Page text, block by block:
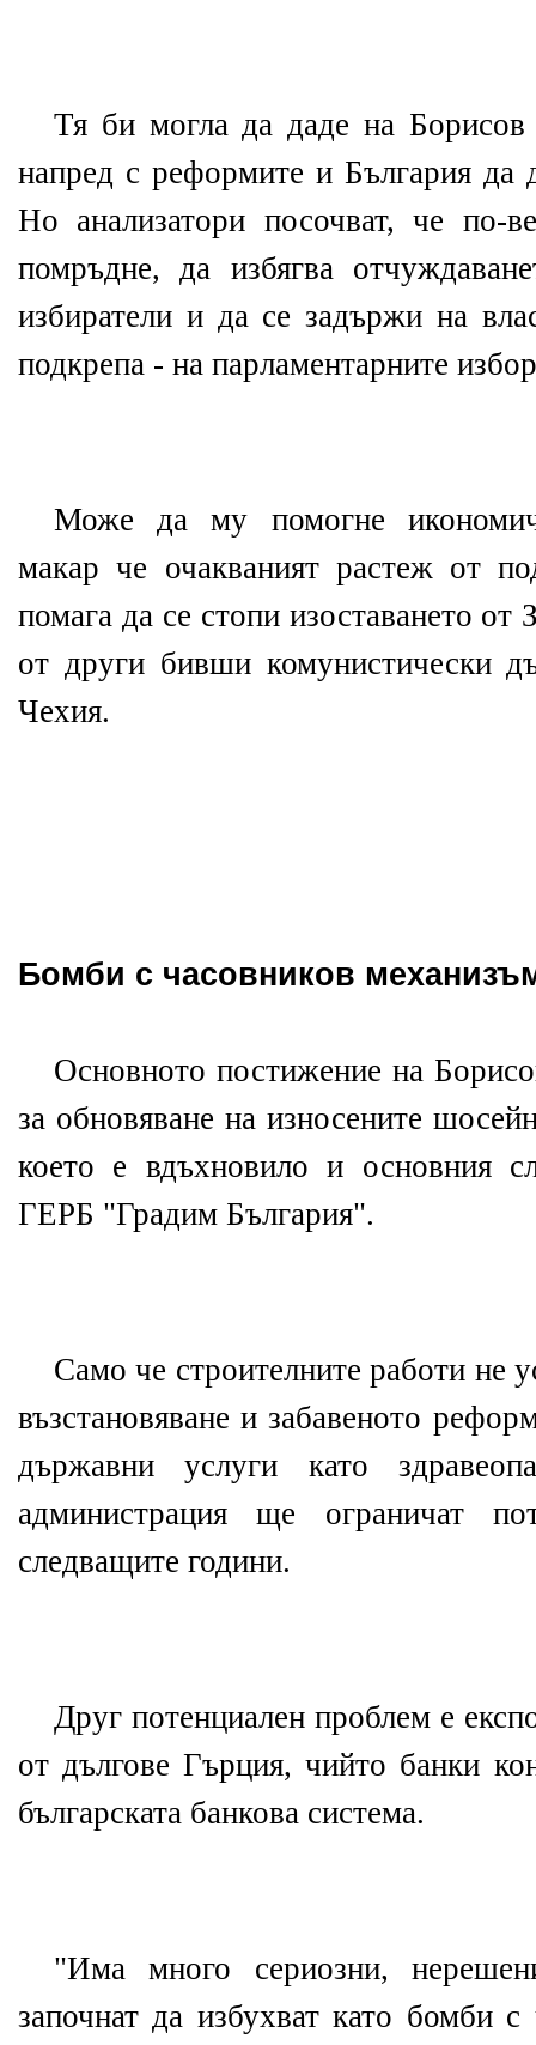
Тя би могла да даде на
напред с реформите и България да
Но анализатори посочват, че по-
помръдне, да избягва
избиратели и да се задържи на
подкрепа - на парламентарните
Може да му помогне
макар че очакваният растеж от
помага да се стопи изоставането
от други бивши комунистически
Чехия.
Бомби с часовников
Основното постижение на
за обновяване на износените
което е вдъхновило и основния
ГЕРБ "Градим България".
Само че строителните работи не
възстановяване и забавеното
държавни услуги като
администрация ще ограничат
следващите години.
Друг потенциален проблем е
от дългове Гърция, чийто банки
българската банкова система.
"Има много сериозни,
започнат да избухват като бомби